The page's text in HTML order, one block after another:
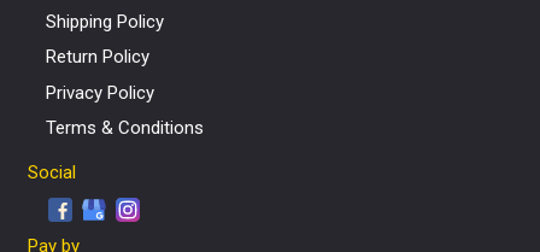
Shipping Policy
Return Policy
Privacy Policy
Terms & Conditions
Social
Pay by